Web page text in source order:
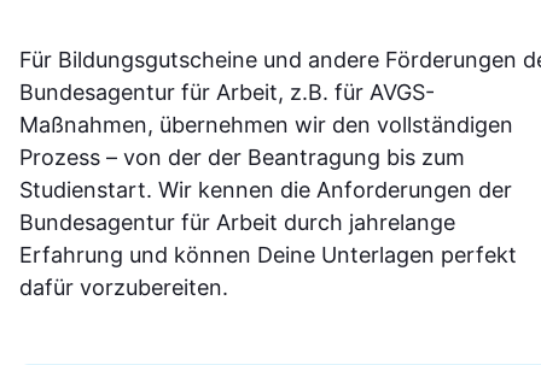
Für Bildungsgutscheine und andere Förderungen
Bundesagentur für Arbeit, z.B. für AVGS-
Maßnahmen, übernehmen wir den vollständigen
Prozess – von der der Beantragung bis zum
Studienstart. Wir kennen die Anforderungen der
Bundesagentur für Arbeit durch jahrelange
Erfahrung und können Deine Unterlagen perfekt
dafür vorzubereiten.